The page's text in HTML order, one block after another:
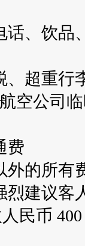
话、饮
、超重行
空公司
费
外的所
烈建议
民币